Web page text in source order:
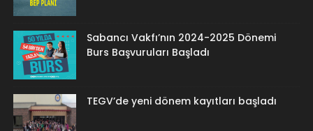
Sabancı Vakfı’nın 2024-2025 Dönemi
Burs Başvuruları Başladı
TEGV’de yeni dönem kayıtları başladı